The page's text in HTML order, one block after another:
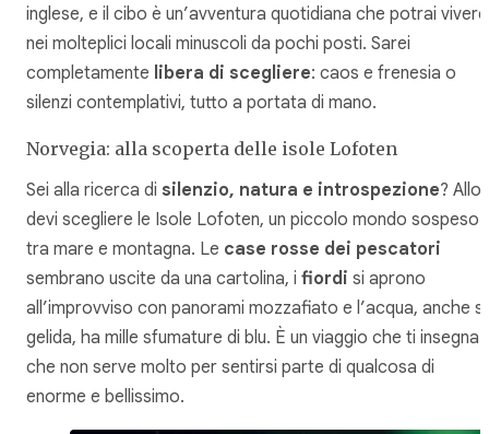
inglese, e il cibo è un’avventura quotidiana che potrai vivere
nei molteplici locali minuscoli da pochi posti. Sarei
completamente libera di scegliere: caos e frenesia o
silenzi contemplativi, tutto a portata di mano.
Norvegia: alla scoperta delle isole Lofoten
Sei alla ricerca di silenzio, natura e introspezione?
devi scegliere le Isole Lofoten, un piccolo mondo sospeso
tra mare e montagna. Le case rosse dei pescatori
sembrano uscite da una cartolina, i fiordi si aprono
all’improvviso con panorami mozzafiato e l’acqua, anche
gelida, ha mille sfumature di blu. È un viaggio che ti insegna
che non serve molto per sentirsi parte di qualcosa di
enorme e bellissimo.